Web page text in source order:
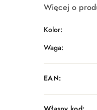
Więcej o
Kolor:
Waga:
EAN: